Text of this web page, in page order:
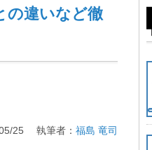
の違いなど徹
25 執筆者： 福島 竜司